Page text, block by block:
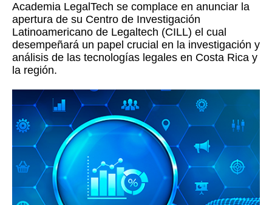
Academia LegalTech se complace en anunciar la
apertura de su Centro de Investigación
Latinoamericano de Legaltech (CILL) el cual
desempeñará un papel crucial en la investigación y
análisis de las tecnologías legales en Costa Rica y
la región.